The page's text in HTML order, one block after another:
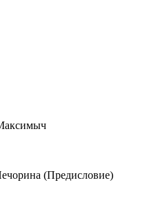
(Предисловие)